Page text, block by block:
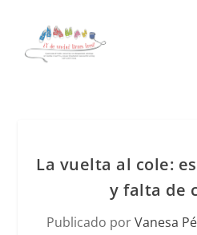
La vuelta al cole:
y falta de
Publicado porVanesa